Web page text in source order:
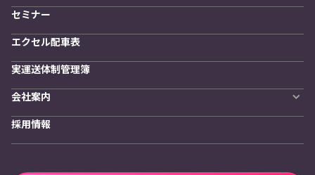
セミナー
エクセル配車表
実運送体制管理簿
会社案内
私たちの想い
採用情報